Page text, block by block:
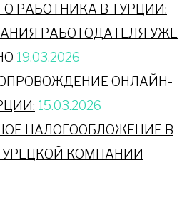
РАБОТНИКА В ТУРЦИИ:
РАБОТОДАТЕЛЯ УЖЕ
19.03.2026
ОНЛАЙН-
15.03.2026
НАЛОГООБЛОЖЕНИЕ В
КОМПАНИИ